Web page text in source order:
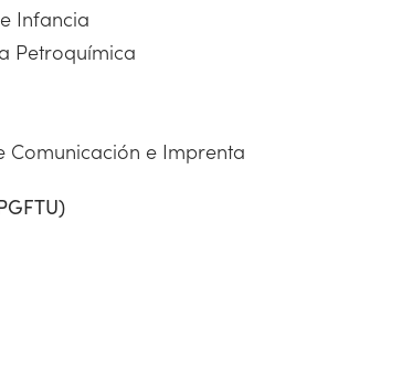
Infancia
Petroquímica
Comunicación e Imprenta